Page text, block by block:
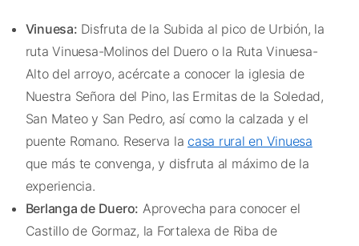
Vinuesa: Disfruta de la Subida al pico de Urbión, la
ruta Vinuesa-Molinos del Duero o la Ruta Vinuesa-
Alto del arroyo, acércate a conocer la iglesia de
Nuestra Señora del Pino, las Ermitas de la Soledad,
San Mateo y San Pedro, así como la calzada y el
puente Romano. Reserva la casa rural en Vinuesa
que más te convenga, y disfruta al máximo de la
experiencia.
Berlanga de Duero: Aprovecha para conocer el
Castillo de Gormaz, la Fortalexa de Riba de